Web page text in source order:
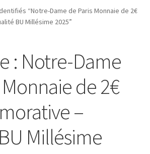
“Notre-Dame de Paris Monnaie de 2€
BU Millésime 2025”
: Notre-Dame
de 2€
–
Millésime